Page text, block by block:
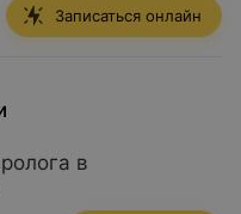
Записаться онлайн
в